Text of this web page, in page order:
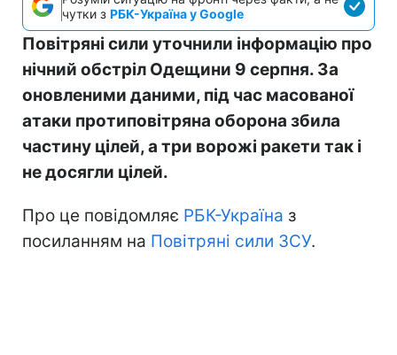
чутки з РБК-Україна у Google
Повітряні сили уточнили інформацію про
нічний обстріл Одещини 9 серпня. За
оновленими даними, під час масованої
атаки протиповітряна оборона збила
частину цілей, а три ворожі ракети так і
не досягли цілей.
Про це повідомляє РБК-Україна з
посиланням на Повітряні сили ЗСУ.